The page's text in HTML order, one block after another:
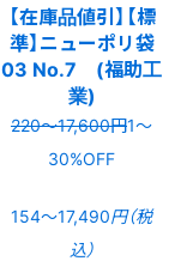
【在庫品値引】【標
準】ニューポリ袋
03 No.7 (福助工
業)
220〜17,600円1〜
30%OFF
154〜17,490円（税
込）